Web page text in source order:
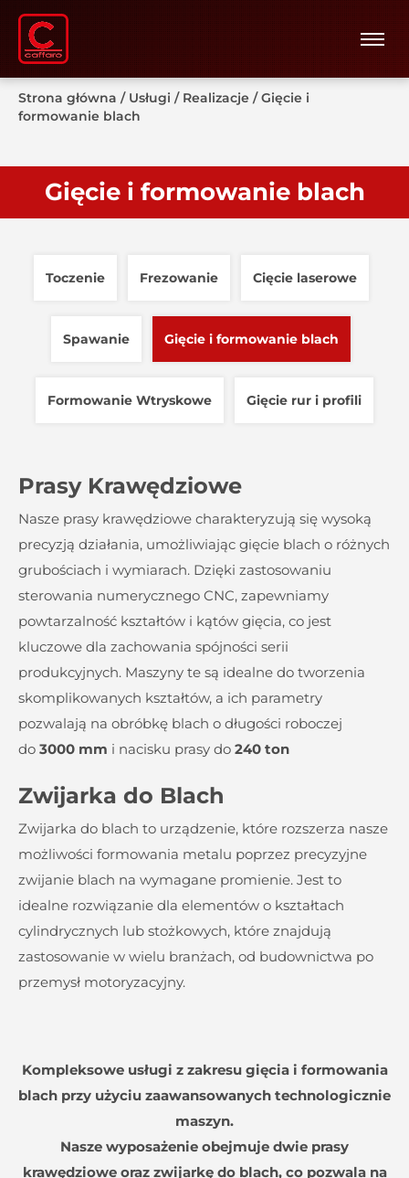
Strona główna / Usługi / Realizacje /Gięcie i
formowanie blach
Gięcie i formowanie blach
Toczenie Frezowanie Cięcie laserowe
Spawanie Gięcie i formowanie blach
Formowanie Wtryskowe Gięcie rur i profili
Prasy Krawędziowe
Nasze prasy krawędziowe charakteryzują się wysoką
precyzją działania, umożliwiając gięcie blach o różnych
grubościach i wymiarach. Dzięki zastosowaniu
sterowania numerycznego CNC, zapewniamy
powtarzalność kształtów i kątów gięcia, co jest
kluczowe dla zachowania spójności serii
produkcyjnych. Maszyny te są idealne do tworzenia
skomplikowanych kształtów, a ich parametry
pozwalają na obróbkę blach o długości roboczej
do 3000 mm i nacisku prasy do 240 ton
Zwijarka do Blach
Zwijarka do blach to urządzenie, które rozszerza nasze
możliwości formowania metalu poprzez precyzyjne
zwijanie blach na wymagane promienie. Jest to
idealne rozwiązanie dla elementów o kształtach
cylindrycznych lub stożkowych, które znajdują
zastosowanie w wielu branżach, od budownictwa po
przemysł motoryzacyjny.
Kompleksowe usługi z zakresu gięcia i formowania
blach przy użyciu zaawansowanych technologicznie
maszyn.
Nasze wyposażenie obejmuje dwie prasy
krawędziowe oraz zwijarkę do blach, co pozwala na